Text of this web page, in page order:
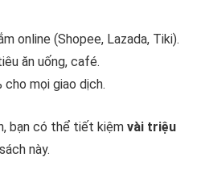
online (Shopee, Lazada, Tiki).
ăn uống, café.
mọi giao dịch.
bạn có thể tiết kiệm vài triệu
này.